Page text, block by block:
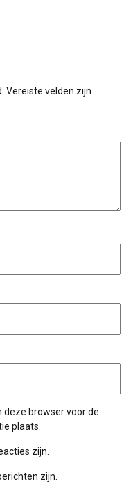
Vereiste velden zijn
deze browser voor de
plaats.
zijn.
zijn.